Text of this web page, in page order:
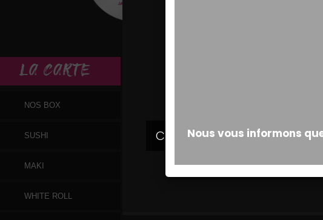
LA CARTE
NOS BOX
SUSHI
MAKI
WHITE ROLL